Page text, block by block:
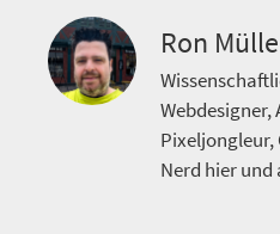
Ron
Pixeljongleur,
Nerd hier und